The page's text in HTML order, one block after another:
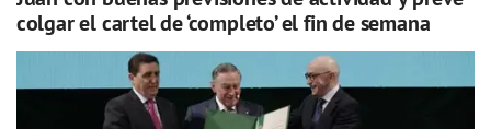
colgar el cartel de ‘completo’ el fin de semana